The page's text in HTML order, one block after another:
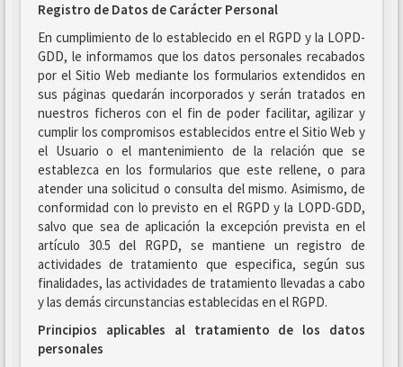
Registro de Datos de Carácter Personal
En cumplimiento de lo establecido en el RGPD y la LOPD-
GDD, le informamos que los datos personales recabados
por el Sitio Web mediante los formularios extendidos en
sus páginas quedarán incorporados y serán tratados en
nuestros ficheros con el fin de poder facilitar, agilizar y
cumplir los compromisos establecidos entre el Sitio Web y
el Usuario o el mantenimiento de la relación que se
establezca en los formularios que este rellene, o para
atender una solicitud o consulta del mismo. Asimismo, de
conformidad con lo previsto en el RGPD y la LOPD-GDD,
salvo que sea de aplicación la excepción prevista en el
artículo 30.5 del RGPD, se mantiene un registro de
actividades de tratamiento que especifica, según sus
finalidades, las actividades de tratamiento llevadas a cabo
y las demás circunstancias establecidas en el RGPD.
Principios aplicables al tratamiento de los datos
personales